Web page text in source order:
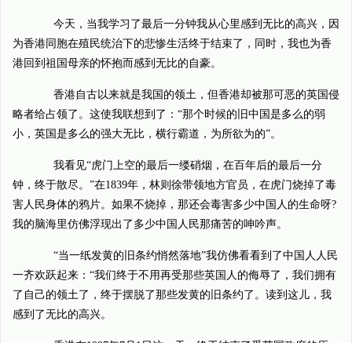
今天，当我学习了最后一分钟我从心里感到无比的高兴，因
为香港同胞在殖民统治下的悲惨生活终于结束了，同时，我也为香
港回到祖国母亲的怀抱而感到无比的自豪。
香港自古以来就是我国的领土，但香港却被那可恶的英国侵
略者给占领了。这使我联想到了：“那个时候的旧中国是多么的弱
小，英国是多么的强大无比，横行霸道，为所欲为的”。
我看见“虎门上空的最后一缕硝烟，在百年后的最后一分
钟，终于散尽。”在1839年，林则徐带领地方官员，在虎门烧掉了毒
害人民身体的鸦片。如果不烧掉，那还会毒害多少中国人的生命呀?
我的脑海里仿佛浮现出了多少中国人民那痛苦的呻吟声。
“当一纸发黄的旧条约悄然落地”我仿佛看看到了中国人人民
一齐欢跃起来：“我们终于不用再受那些英国人的侮辱了，我们拥有
了自己的领土了，终于摆脱了那些发黄的旧条约了。读到这儿，我
感到了无比的高兴。